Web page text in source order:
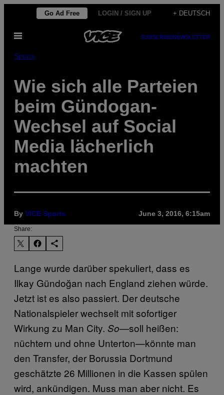
content
Go Ad Free LOGIN / SIGN UP + DEUTSCH
Open
SUBSCRIBENEWSLETTER
Sports
Wie sich alle Parteien
beim Gündogan-
Wechsel auf Social
Media lächerlich
machten
By VICE Sports June 3, 2016, 6:15am
Share:
Lange wurde darüber spekuliert, dass es
Ilkay Gündoğan nach England ziehen würde.
Jetzt ist es also passiert. Der deutsche
Nationalspieler wechselt mit sofortiger
Wirkung zu Man City. So—soll heißen:
nüchtern und ohne Unterton—könnte man
den Transfer, der Borussia Dortmund
geschätzte 26 Millionen in die Kassen spülen
wird, ankündigen. Muss man aber nicht. Es